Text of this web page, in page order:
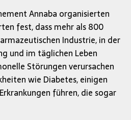
Annaba organisierten
fest, dass mehr als 800
Industrie, in der
und im täglichen Leben
Störungen verursachen
wie Diabetes, einigen
führen, die sogar